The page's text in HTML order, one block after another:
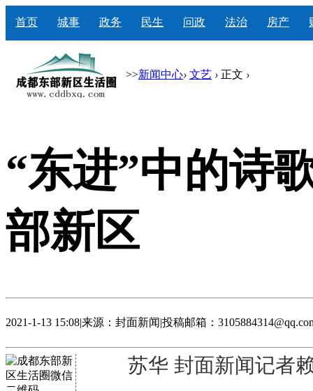
首页 城事 政务 民生 问政 法治 房产
>>新闻中心› 文艺 › 正文 ›
“东进”中的诗
部新区
2021-1-13 15:08|来源：封面新闻|投稿邮箱：
苏华 封面新闻记者